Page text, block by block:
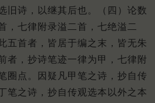
旧诗，以继其后也。（四）论数
，七律附录溢二首，七绝溢二
五首者，皆居于编之末，皆无朱
者，抄诗笔迹一律为甲，七律附
圈点。因疑凡甲笔之诗，抄自传
笔之诗，抄自传观选本以外之本